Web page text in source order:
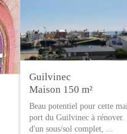
Guilvinec
Maison 150 m²
Beau potentiel pour cette
port du Guilvinec à rénover.
d'un sous/sol complet, ...